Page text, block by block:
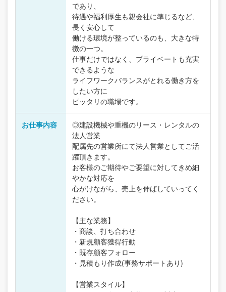
であり、
待遇や福利厚生も親会社に準じるなど、
長く安心して
働ける環境が整っているのも、大きな特
徴の一つ。
仕事だけではなく、プライベートも充実
できるような
ライフワークバランスがとれる働き方を
したい方に
ピッタリの職場です。
お仕事内容
◎建設機械や重機のリース・レンタルの
法人営業
配属先の営業所にて法人営業としてご活
躍頂きます。
お客様のご期待やご要望に対してきめ細
やかな対応を
心がけながら、売上を伸ばしていってく
ださい。
【主な業務】
・商談、打ち合わせ
・新規顧客獲得行動
・既存顧客フォロー
・見積もり作成(事務サポートあり)
【営業スタイル】